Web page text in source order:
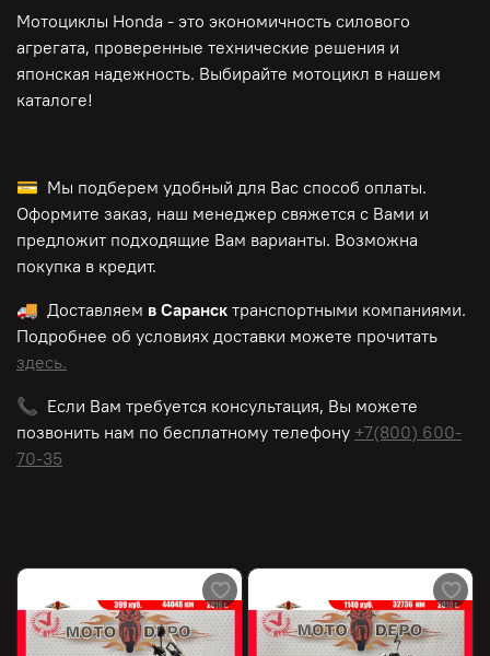
Мотоциклы Honda - это экономичность силового
агрегата, проверенные технические решения и
японская надежность. Выбирайте мотоцикл в нашем
каталоге!
💳 Мы подберем удобный для Вас способ оплаты.
Оформите заказ, наш менеджер свяжется с Вами и
предложит подходящие Вам варианты. Возможна
покупка в кредит.
🚚 Доставляем в Саранск транспортными компаниями.
Подробнее об условиях доставки можете прочитать
здесь.
📞 Если Вам требуется консультация, Вы можете
позвонить нам по бесплатному телефону +7(800) 600-
70-35